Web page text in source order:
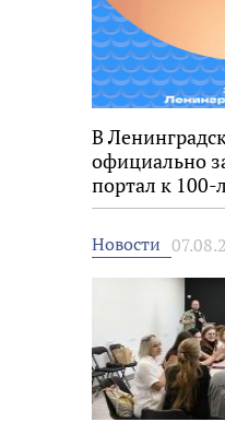
В
официально
портал к 100-
Новости